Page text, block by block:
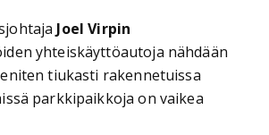
Joel Virpin
yhteiskäyttöautoja nähdään
tiukasti rakennetuissa
parkkipaikkoja on vaikea